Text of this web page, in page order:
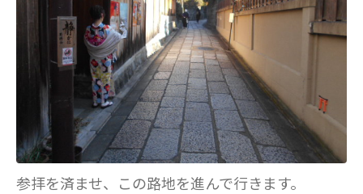
参拝を済ませ、この路地を進んで行きます。